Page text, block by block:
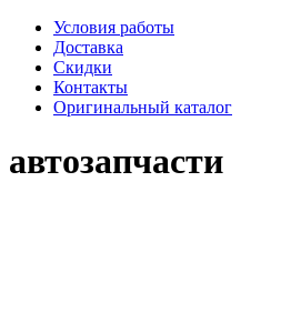
Условия работы
Доставка
Скидки
Контакты
Оригинальный каталог
автозапчасти